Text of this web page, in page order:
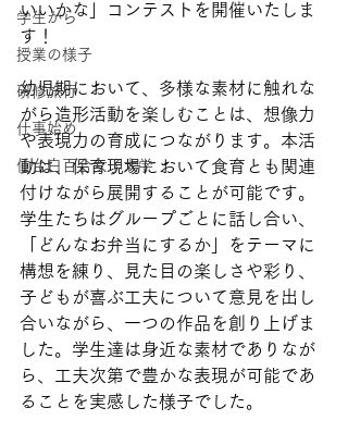
学生から
授業の様子
研修旅行
仕事始め
仙台白百合女子大学
いいかな」コンテストを開催いたしま
す！
幼児期において、多様な素材に触れな
がら造形活動を楽しむことは、想像力
や表現力の育成につながります。本活
動は、保育現場において食育とも関連
付けながら展開することが可能です。
学生たちはグループごとに話し合い、
「どんなお弁当にするか」をテーマに
構想を練り、見た目の楽しさや彩り、
子どもが喜ぶ工夫について意見を出し
合いながら、一つの作品を創り上げま
した。学生達は身近な素材でありなが
ら、工夫次第で豊かな表現が可能であ
ることを実感した様子でした。